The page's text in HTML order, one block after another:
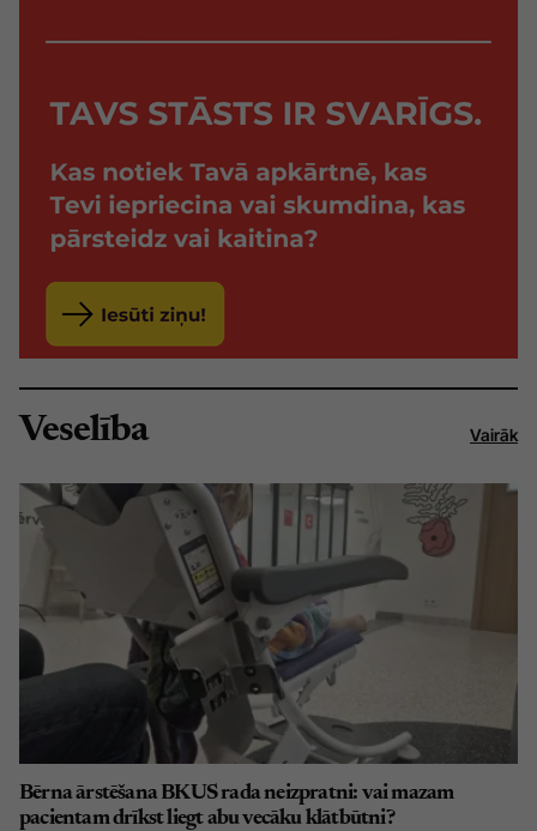
Veselība Vairāk
Bērna ārstēšana BKUS rada neizpratni: vai mazam
pacientam drīkst liegt abu vecāku klātbūtni?